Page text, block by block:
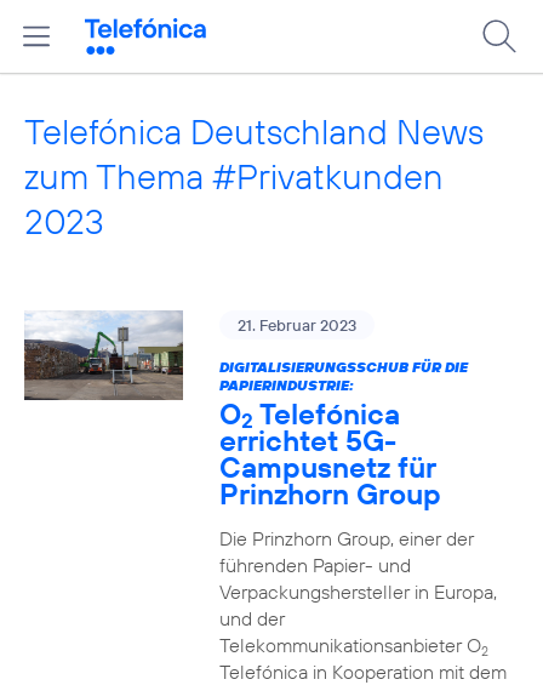
Telefónica Deutschland News
zum Thema #Privatkunden
2023
21. Februar 2023
DIGITALISIERUNGSSCHUB FÜR DIE
PAPIERINDUSTRIE:
O2 Telefónica
errichtet 5G-
Campusnetz für
Prinzhorn Group
Die Prinzhorn Group, einer der
führenden Papier- und
Verpackungshersteller in Europa,
und der
Telekommunikationsanbieter O2
Telefónica in Kooperation mit dem